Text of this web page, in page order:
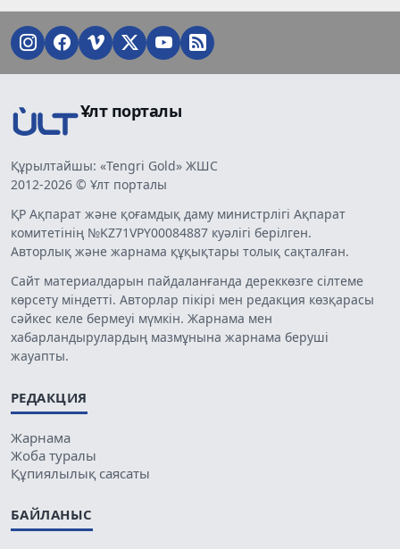
Ұлт порталы
Құрылтайшы: «Tengri Gold» ЖШС
2012-2026 © Ұлт порталы
ҚР Ақпарат және қоғамдық даму министрлігі Ақпарат
комитетінің №KZ71VPY00084887 куәлігі берілген.
Авторлық және жарнама құқықтары толық сақталған.
Сайт материалдарын пайдаланғанда дереккөзге сілтеме
көрсету міндетті. Авторлар пікірі мен редакция көзқарасы
сәйкес келе бермеуі мүмкін. Жарнама мен
хабарландырулардың мазмұнына жарнама беруші
жауапты.
РЕДАКЦИЯ
Жарнама
Жоба туралы
Құпиялылық саясаты
БАЙЛАНЫС